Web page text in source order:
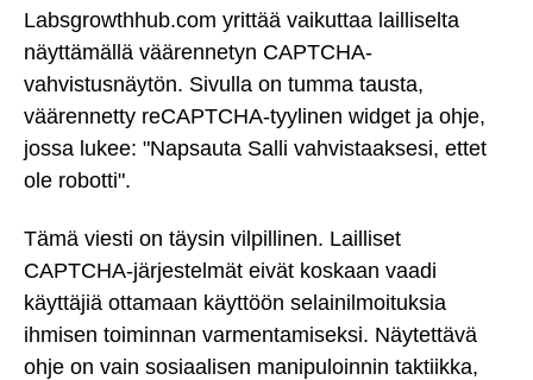
Labsgrowthhub.com yrittää vaikuttaa lailliselta
näyttämällä väärennetyn CAPTCHA-
vahvistusnäytön. Sivulla on tumma tausta,
väärennetty reCAPTCHA-tyylinen widget ja ohje,
jossa lukee: "Napsauta Salli vahvistaaksesi, ettet
ole robotti".
Tämä viesti on täysin vilpillinen. Lailliset
CAPTCHA-järjestelmät eivät koskaan vaadi
käyttäjiä ottamaan käyttöön selainilmoituksia
ihmisen toiminnan varmentamiseksi. Näytettävä
ohje on vain sosiaalisen manipuloinnin taktiikka,